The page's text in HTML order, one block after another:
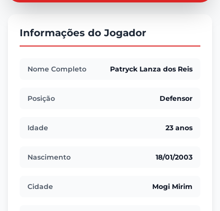
Informações do Jogador
Nome Completo Patryck Lanza dos Reis
Posição Defensor
Idade 23 anos
Nascimento 18/01/2003
Cidade Mogi Mirim